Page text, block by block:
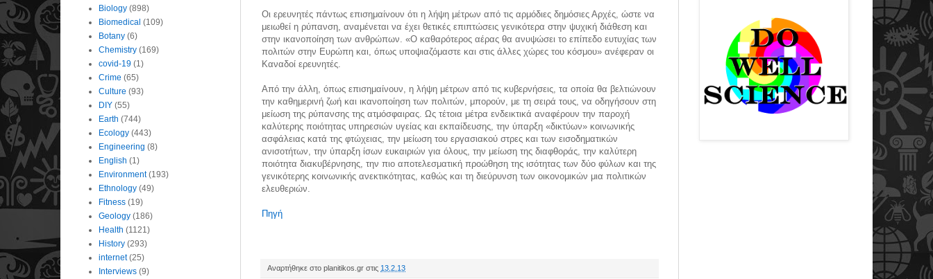
Οι ερευνητές πάντως επισημαίνουν ότι η λήψη μέτρων από τις αρμόδιες δημόσιες Αρχές, ώστε να
μειωθεί η ρύπανση, αναμένεται να έχει θετικές επιπτώσεις γενικότερα στην ψυχική διάθεση και
στην ικανοποίηση των ανθρώπων. «Ο καθαρότερος αέρας θα ανυψώσει το επίπεδο ευτυχίας των
πολιτών στην Ευρώπη και, όπως υποψιαζόμαστε και στις άλλες χώρες του κόσμου» ανέφεραν οι
Καναδοί ερευνητές.
Από την άλλη, όπως επισημαίνουν, η λήψη μέτρων από τις κυβερνήσεις, τα οποία θα βελτιώνουν
την καθημερινή ζωή και ικανοποίηση των πολιτών, μπορούν, με τη σειρά τους, να οδηγήσουν στη
μείωση της ρύπανσης της ατμόσφαιρας. Ως τέτοια μέτρα ενδεικτικά αναφέρουν την παροχή
καλύτερης ποιότητας υπηρεσιών υγείας και εκπαίδευσης, την ύπαρξη «δικτύων» κοινωνικής
ασφάλειας κατά της φτώχειας, την μείωση του εργασιακού στρες και των εισοδηματικών
ανισοτήτων, την ύπαρξη ίσων ευκαιριών για όλους, την μείωση της διαφθοράς, την καλύτερη
ποιότητα διακυβέρνησης, την πιο αποτελεσματική προώθηση της ισότητας των δύο φύλων και της
γενικότερης κοινωνικής ανεκτικότητας, καθώς και τη διεύρυνση των οικονομικών μια πολιτικών
ελευθεριών.
Πηγή
Αναρτήθηκε στο planitikos.gr στις 13.2.13
Biology (898)
Biomedical (109)
Botany (6)
Chemistry (169)
covid-19 (1)
Crime (65)
Culture (93)
DIY (55)
Earth (744)
Ecology (443)
Engineering (8)
English (1)
Environment (193)
Ethnology (49)
Fitness (19)
Geology (186)
Health (1121)
History (293)
internet (25)
Interviews (9)